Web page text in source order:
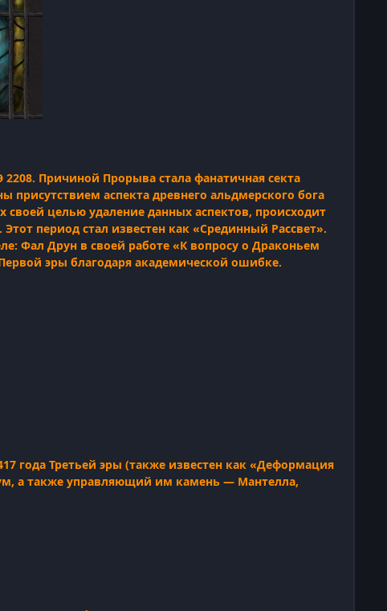
Причиной Прорыва стала фанатичная секта
аспекта древнего альдмерского бога
целью удаление данных аспектов, происходит
период стал известен как «Срединный Рассвет».
Фал Друн в своей работе «К вопросу о Драконьем
эры благодаря академической ошибке.
года Третьей эры (также известен как «Деформация
а также управляющий им камень — Мантелла,